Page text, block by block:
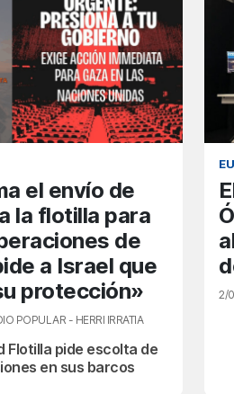
el envío de
la flotilla para
de
a Israel que
protección»
POPULAR - HERRI IRRATIA
Flotilla pide escolta de
en sus barcos
2/